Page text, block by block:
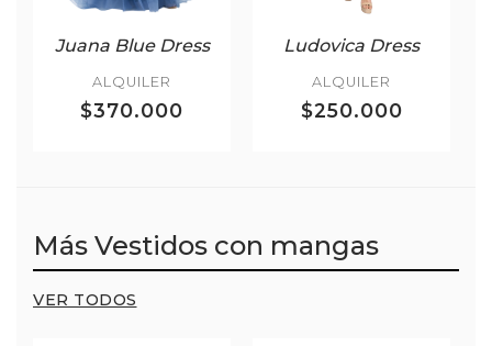
Juana Blue Dress
ALQUILER
$370.000
Ludovica Dress
ALQUILER
$250.000
Más Vestidos con mangas
VER TODOS